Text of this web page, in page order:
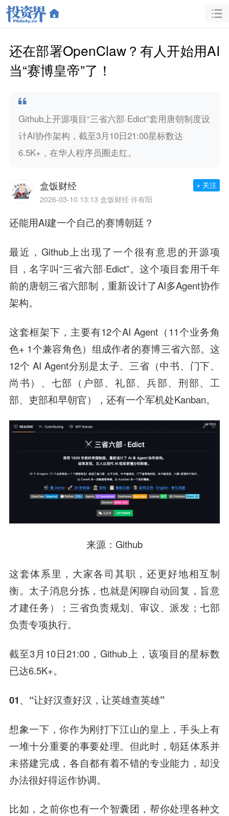
还在部署OpenClaw？有人开始用AI
当“赛博皇帝”了！
Github上开源项目“三省六部·Edict”套用唐朝制度设
计AI协作架构，截至3月10日21:00星标数达
6.5K+，在华人程序员圈走红。
盒饭财经
2026-03-10 13:13 盒饭财经 许有阳
+ 关注
还能用AI建一个自己的赛博朝廷？
最近，Github上出现了一个很有意思的开源项
目，名字叫“三省六部·Edict”。这个项目套用千年
前的唐朝三省六部制，重新设计了AI多Agent协作
架构。
这套框架下，主要有12个AI Agent（11个业务角
色+ 1个兼容角色）组成作者的赛博三省六部。这
12个 AI Agent分别是太子、三省（中书、门下、
尚书）、七部（户部、礼部、兵部、刑部、工
部、吏部和早朝官），还有一个军机处Kanban。
来源 ：Github
这套体系里，大家各司其职，还更好地相互制
衡。太子消息分拣，也就是闲聊自动回复，旨意
才建任务）；三省负责规划、审议、派发；七部
负责专项执行。
截至3月10日21:00，Github上，该项目的星标数
已达6.5K+。
01、“让好汉查好汉，让英雄查英雄”
想象一下，你作为刚打下江山的皇上，手头上有
一堆十分重要的事要处理。但此时，朝廷体系并
未搭建完成，各自都有着不错的专业能力，却没
办法很好得运作协调。
比如，之前你也有一个智囊团，帮你处理各种文